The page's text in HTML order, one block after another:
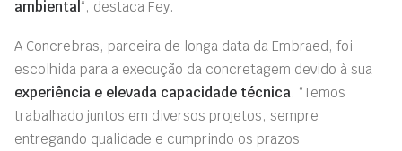
ambiental “, destaca Fey.
A Concrebras, parceira de longa data da Embraed, foi
escolhida para a execução da concretagem devido à sua
experiência e elevada capacidade técnica. “Temos
trabalhado juntos em diversos projetos, sempre
entregando qualidade e cumprindo os prazos